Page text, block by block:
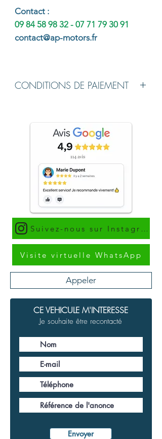
Contact :
09 84 58 98 32 - 07 71 79 30 91
contact@ap-motors.fr
CONDITIONS DE PAIEMENT
Virement possible avant le jour de
Suivez-nous sur Instagram
Visite virtuelle WhatsApp
Appeler
CE VEHICULE M'INTERESSE
Je souhaite être recontacté
Envoyer